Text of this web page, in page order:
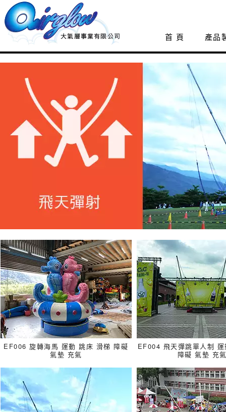
首 頁 產品
EF006 旋轉海馬 運動 跳床 滑梯 障礙
氣墊 充氣
EF004 飛天彈跳單人制
障礙 氣墊 充